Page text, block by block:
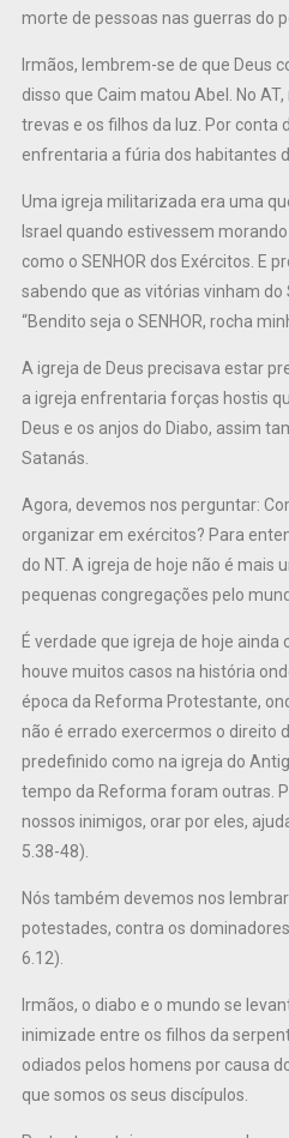
morte de pessoas nas guerras do
Irmãos, lembrem-se de que Deus
disso que Caim matou Abel. No
trevas e os filhos da luz. Por conta
enfrentaria a fúria dos habitantes
Uma igreja militarizada era uma
Israel quando estivessem
como o SENHOR dos Exércitos. E
sabendo que as vitórias vinham do
“Bendito seja o SENHOR, rocha
A igreja de Deus precisava estar
a igreja enfrentaria forças hostis
Deus e os anjos do Diabo, assim
Satanás.
Agora, devemos nos perguntar:
organizar em exércitos? Para
do NT. A igreja de hoje não é
pequenas congregações pelo
É verdade que igreja de hoje
houve muitos casos na história
época da Reforma Protestante,
não é errado exercermos o direito
predefinido como na igreja do
tempo da Reforma foram outras.
nossos inimigos, orar por eles,
5.38-48).
Nós também devemos nos
potestades, contra os
6.12).
Irmãos, o diabo e o mundo se
inimizade entre os filhos da
odiados pelos homens por causa
que somos os seus discípulos.